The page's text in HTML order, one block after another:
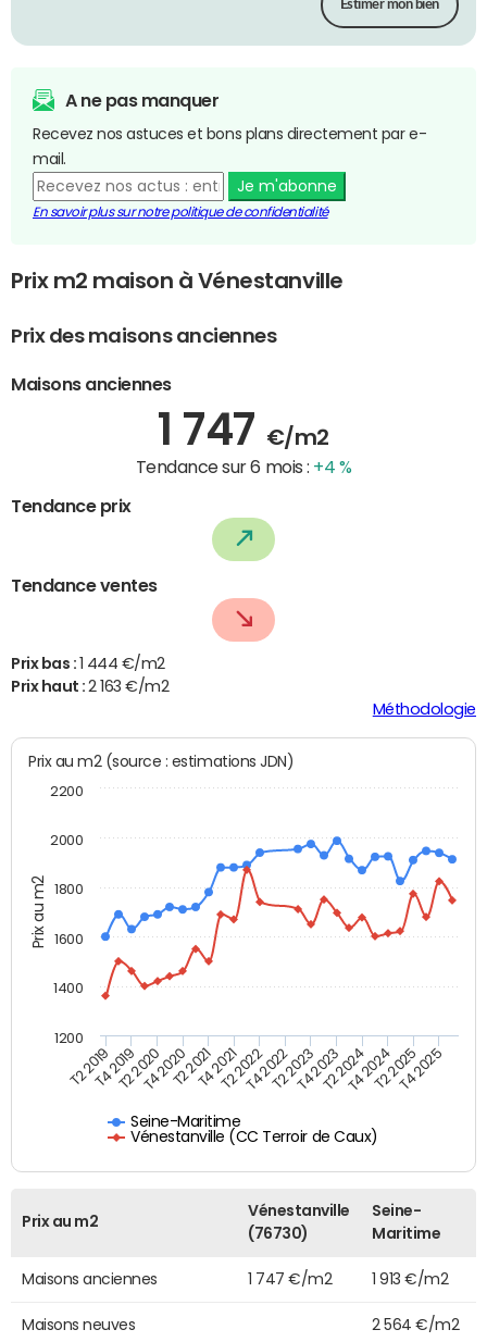
Estimer mon bien
A ne pas manquer
Recevez nos astuces et bons plans directement par e-
mail.
Je m'abonne
En savoir plus sur notre politique de confidentialité
Prix m2 maison à Vénestanville
Prix des maisons anciennes
Maisons anciennes
1 747 €/m2
Tendance sur 6 mois : +4 %
Tendance prix
Tendance ventes
Prix bas :
1 444 €/m2
Prix haut :2 163 €/m2
Méthodologie
Prix au m2
Prix au m2 (source : estimations JDN)
Seine-Maritime
Vénestanville (CC Terroir de Caux)
T2 2019T4 2019T2 2020T4 2020T2 2021T4 2021T2 2022T4 2022T2 2023T4 2023T2 2024T4 2024T2 2025T4 2025
1200
1400
1600
1800
2000
2200
Prix au m2
Vénestanville
(76730)
Seine-
Maritime
Maisons anciennes 1 747 €/m2 1 913 €/m2
Maisons neuves 2 564 €/m2